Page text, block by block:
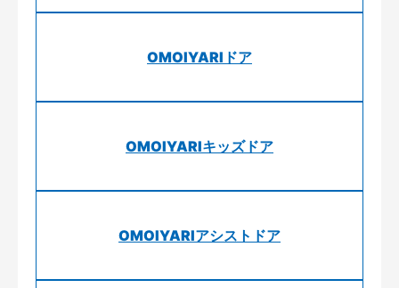
OMOIYARIドア
OMOIYARIキッズドア
OMOIYARIアシストドア